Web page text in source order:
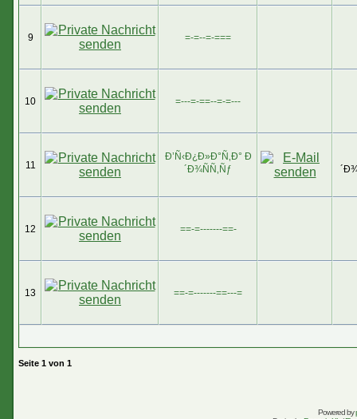
9 =-=--=-===
10 =---=-==--=-=---
11
Ð’Ñ‹Ð¿Ð»Ð°Ñ‚Ð° Ð
´Ð¾ÑÑ‚Ñƒ
12 ==-=-------==-
13 ==-=-------==---=
Seite 1 von 1
Powered by